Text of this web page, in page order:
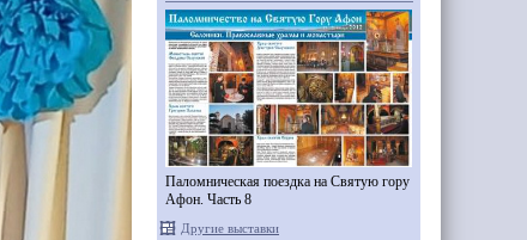
Паломническая поездка на Святую гору
Афон. Часть 8
Другие выставки